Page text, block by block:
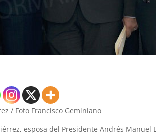
/ Foto Francisco Geminiano
esposa del Presidente Andrés